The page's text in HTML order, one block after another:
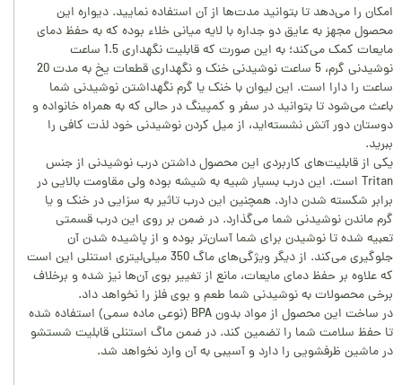
امکان را می‌دهد تا بتوانید مدت‌ها از آن استفاده نمایید. دیواره این
محصول مجهز به عایق دو جداره با لایه میانی خلاء بوده که به حفظ دمای
مایعات کمک می‌کند؛ به این صورت که قابلیت نگهداری 1.5 ساعت
نوشیدنی گرم، 5 ساعت نوشیدنی خنک و نگهداری قطعات یخ به مدت 20
ساعت را دارا است. این لیوان با خنک یا گرم نگهداشتن نوشیدنی شما
باعث می‌شود تا بتوانید در سفر و کمپینگ در حالی که به همراه خانواده و
دوستان دور آتش نشسته‌اید، از میل کردن نوشیدنی خود لذت کافی را
ببرید.
یکی از قابلیت‌های کاربردی این محصول داشتن درب نوشیدنی از جنس
Tritan است. این درب بسیار شبیه به شیشه بوده ولی مقاومت بالایی در
برابر شکسته شدن دارد. همچنین این درب تاثیر به سزایی در خنک و یا
گرم ماندن نوشیدنی شما می‌گذارد. در ضمن بر روی این درب قسمتی
تعبیه شده تا نوشیدن برای شما آسان‌تر بوده و از پاشیده شدن آن
جلوگیری می‌کند. از دیگر ویژگی‌های ماگ 350 میلی‌لیتری استنلی این است
که علاوه بر حفظ دمای مایعات، مانع از تغییر بوی آن‌ها نیز شده و برخلاف
برخی محصولات به نوشیدنی شما طعم و بوی فلز را نخواهد داد.
در ساخت این محصول از مواد بدون BPA (نوعی ماده سمی) استفاده شده
تا حفظ سلامت شما را تضمین کند. در ضمن ماگ استنلی قابلیت شستشو
در ماشین ظرفشویی را دارد و آسیبی به آن وارد نخواهد شد.